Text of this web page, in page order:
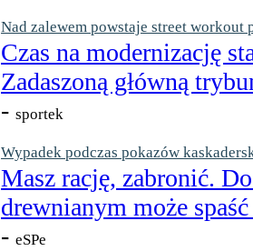
Nad zalewem powstaje street workout
Czas na modernizację
Zadaszoną główną
- sportek
Wypadek podczas pokazów
Masz rację, zabronić.
drewnianym może
- eSPe